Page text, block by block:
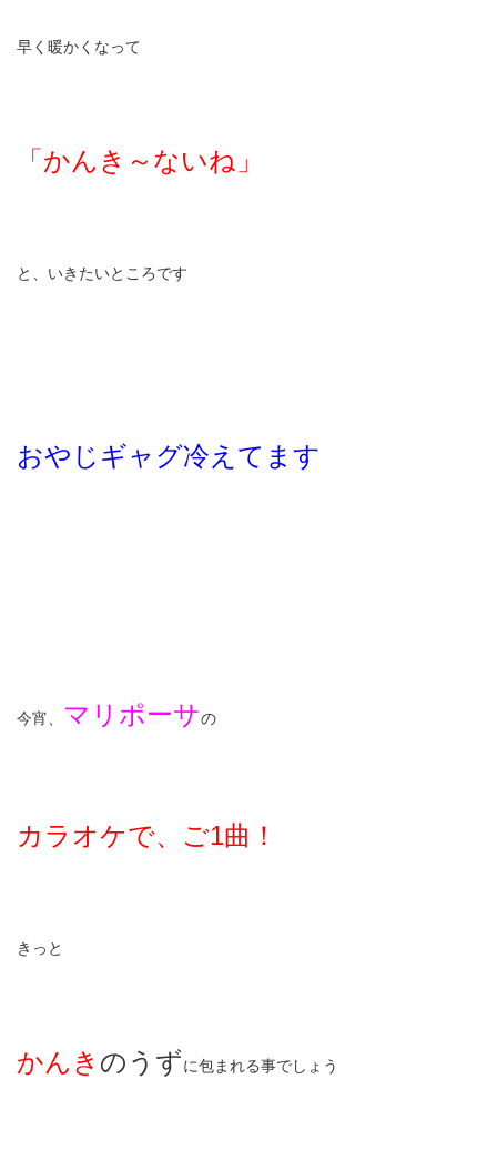
早く暖かくなって
「かんき～ないね」
と、いきたいところです
おやじギャグ冷えてます
今宵、 マリポーサの
カラオケで、ご1曲！
きっと
かんき のうずに包まれる事でしょう